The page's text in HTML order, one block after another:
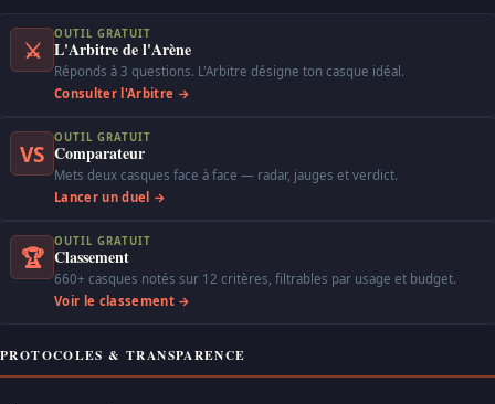
⚔
OUTIL GRATUIT
L'Arbitre de l'Arène
Réponds à 3 questions. L'Arbitre désigne ton casque idéal.
Consulter l'Arbitre →
VS
OUTIL GRATUIT
Comparateur
Mets deux casques face à face — radar, jauges et verdict.
Lancer un duel →
🏆
OUTIL GRATUIT
Classement
660+ casques notés sur 12 critères, filtrables par usage et budget.
Voir le classement →
PROTOCOLES & TRANSPARENCE